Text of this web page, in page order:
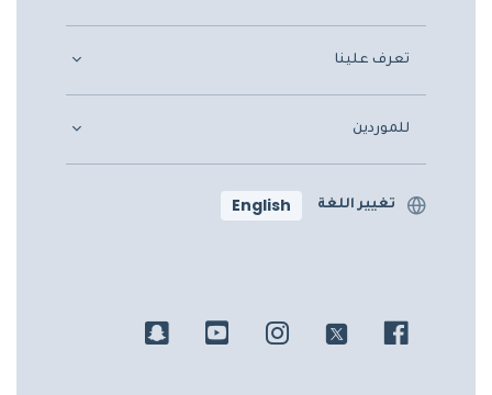
تعرف علينا
للموردين
تغيير اللغة English